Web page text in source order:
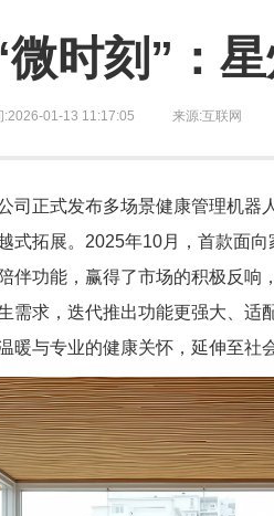
时刻”：
:2026-01-13 11:17:05 来源:互联网
司正式发布多场景健康管理机
式拓展。2025年10月，首款面
伴功能，赢得了市场的积极反
需求，迭代推出功能更强大、
与专业的健康关怀，延伸至社